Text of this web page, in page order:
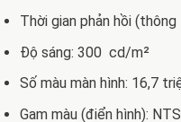
Thời gian phản hồi
Độ sáng: 300 cd/m²
Số màu màn hình: 16,7
Gam màu (điển hình):